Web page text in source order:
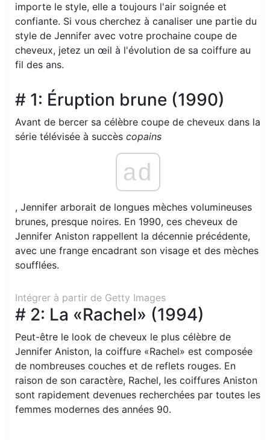
importe le style, elle a toujours l'air soignée et
confiante. Si vous cherchez à canaliser une partie du
style de Jennifer avec votre prochaine coupe de
cheveux, jetez un œil à l'évolution de sa coiffure au
fil des ans.
# 1: Éruption brune (1990)
Avant de bercer sa célèbre coupe de cheveux dans la
série télévisée à succès copains
ad
, Jennifer arborait de longues mèches volumineuses
brunes, presque noires. En 1990, ces cheveux de
Jennifer Aniston rappellent la décennie précédente,
avec une frange encadrant son visage et des mèches
soufflées.
Intégrer à partir de Getty Images
# 2: La «Rachel» (1994)
Peut-être le look de cheveux le plus célèbre de
Jennifer Aniston, la coiffure «Rachel» est composée
de nombreuses couches et de reflets rouges. En
raison de son caractère, Rachel, les coiffures Aniston
sont rapidement devenues recherchées par toutes les
femmes modernes des années 90.